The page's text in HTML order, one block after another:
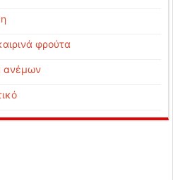
φρούτα
ανέμων